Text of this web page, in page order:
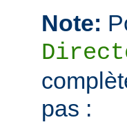
Note:
pas :